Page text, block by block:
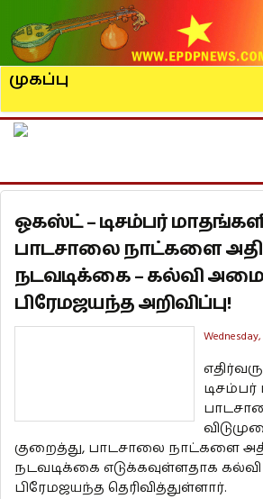
முகப்பு
ஓகஸ்ட் – டிசம்பர்
பாடசாலை நாட்களை
நடவடிக்கை – கல்வி
பிரேமஜயந்த அறிவிப்பு!
குறைத்து, பாடசாலை நாட்களை
நடவடிக்கை எடுக்கவுள்ளதாக கல்வி
பிரேமஜயந்த தெரிவித்துள்ளார்.